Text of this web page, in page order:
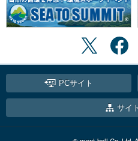
PCサイト
サイ